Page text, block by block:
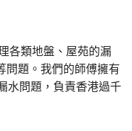
各類地盤、屋苑的漏
問題。我們的師傅擁有
水問題，負責香港過千